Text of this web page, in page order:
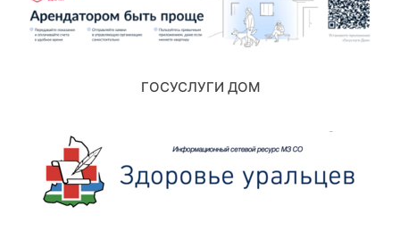
ГОСУСЛУГИ ДОМ